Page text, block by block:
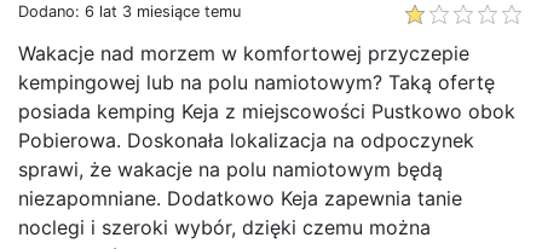
Dodano: 6 lat 3 miesiące temu
Wakacje nad morzem w komfortowej przyczepie
kempingowej lub na polu namiotowym? Taką ofertę
posiada kemping Keja z miejscowości Pustkowo obok
Pobierowa. Doskonała lokalizacja na odpoczynek
sprawi, że wakacje na polu namiotowym będą
niezapomniane. Dodatkowo Keja zapewnia tanie
noclegi i szeroki wybór, dzięki czemu można